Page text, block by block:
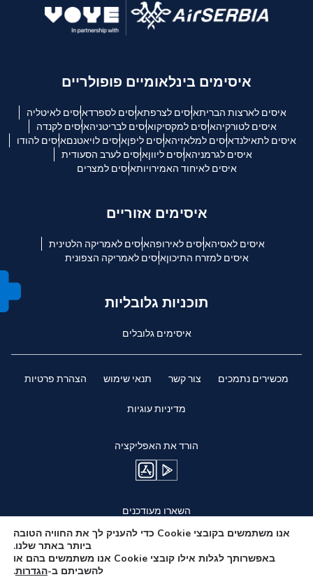
איסימים בינלאומיים פופולריים
איסים לארצות הבריתאיסים לצרפתאיסים לספרדאיסים לאיטליה
איסים לטורקיהאיסים למקסיקואיסים לבריטניהאיסים לקנדה
איסים לתאילנדאיסים למלאזיהאיסים ליפןאיסים לויאטנםאיסים להודו
איסים לגרמניהאיסים ליווןאיסים לערב הסעודית
איסים לאיחוד האמירויותאיסים למצרים
איסימים אזוריים
איסים לאסיהאיסים לאירופהאיסים לאמריקה הלטינית
איסים למזרח התיכוןאיסים לאמריקה הצפונית
תוכניות גלובליות
איסימים גלובלים
מכשירים נתמכים צור קשר תנאי שימוש הצהרת פרטיות
מדיניות עוגיות
הורד את האפליקציה
השארו מעודכנים
אנו משתמשים בקובצי Cookie כדי להעניק לך את החוויה הטובה
ביותר באתר שלנו.
באפשרותך לגלות אילו קובצי Cookie אנו משתמשים בהם או
להשביתם ב-הגדרות.